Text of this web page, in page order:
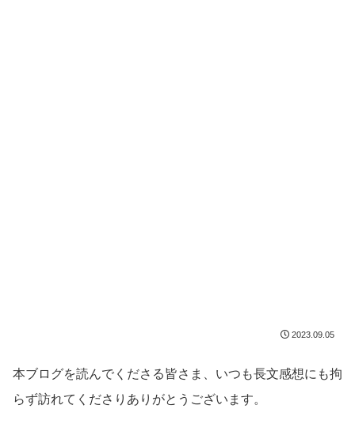
2023.09.05
本ブログを読んでくださる皆さま、いつも長文感想にも拘
らず訪れてくださりありがとうございます。